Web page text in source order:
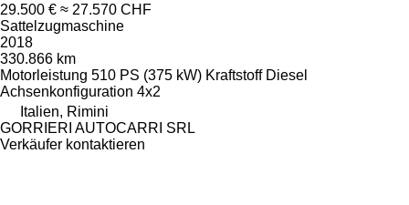
29.500 € ≈ 27.570 CHF
Sattelzugmaschine
2018
330.866 km
Motorleistung 510 PS (375 kW) Kraftstoff Diesel
Achsenkonfiguration 4x2
Italien, Rimini
GORRIERI AUTOCARRI SRL
Verkäufer kontaktieren